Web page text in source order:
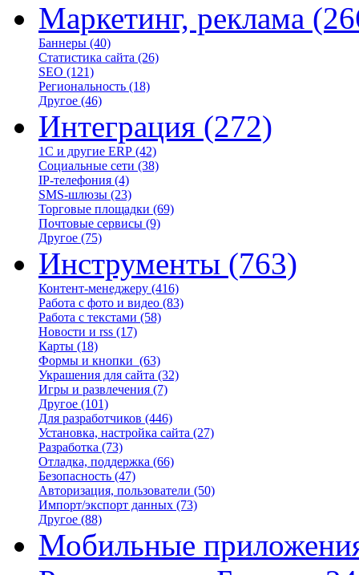
Маркетинг, реклама
Баннеры (40)
Статистика сайта (26)
SEO (121)
Региональность (18)
Другое (46)
Интеграция (272)
1С и другие ERP (42)
Социальные сети (38)
IP-телефония (4)
SMS-шлюзы (23)
Торговые площадки (69)
Почтовые сервисы (9)
Другое (75)
Инструменты (763)
Контент-менеджеру (416)
Работа с фото и видео (83)
Работа с текстами (58)
Новости и rss (17)
Карты (18)
Формы и кнопки (63)
Украшения для сайта (32)
Игры и развлечения (7)
Другое (101)
Для разработчиков (446)
Установка, настройка сайта (27)
Разработка (73)
Отладка, поддержка (66)
Безопасность (47)
Авторизация, пользователи (50)
Импорт/экспорт данных (73)
Другое (88)
Мобильные